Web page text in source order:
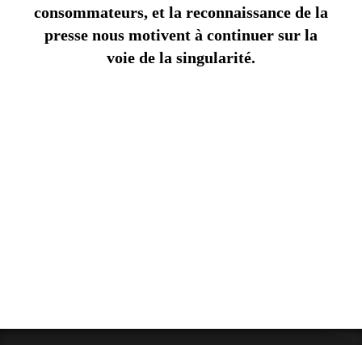
consommateurs, et la reconnaissance de la
presse nous motivent à continuer sur la
voie de la singularité.